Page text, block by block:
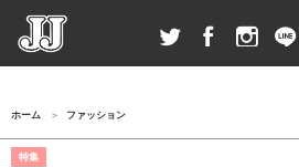
ホーム ファッション
特集